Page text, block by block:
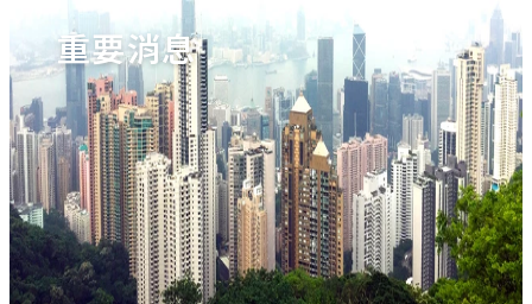
重要消息